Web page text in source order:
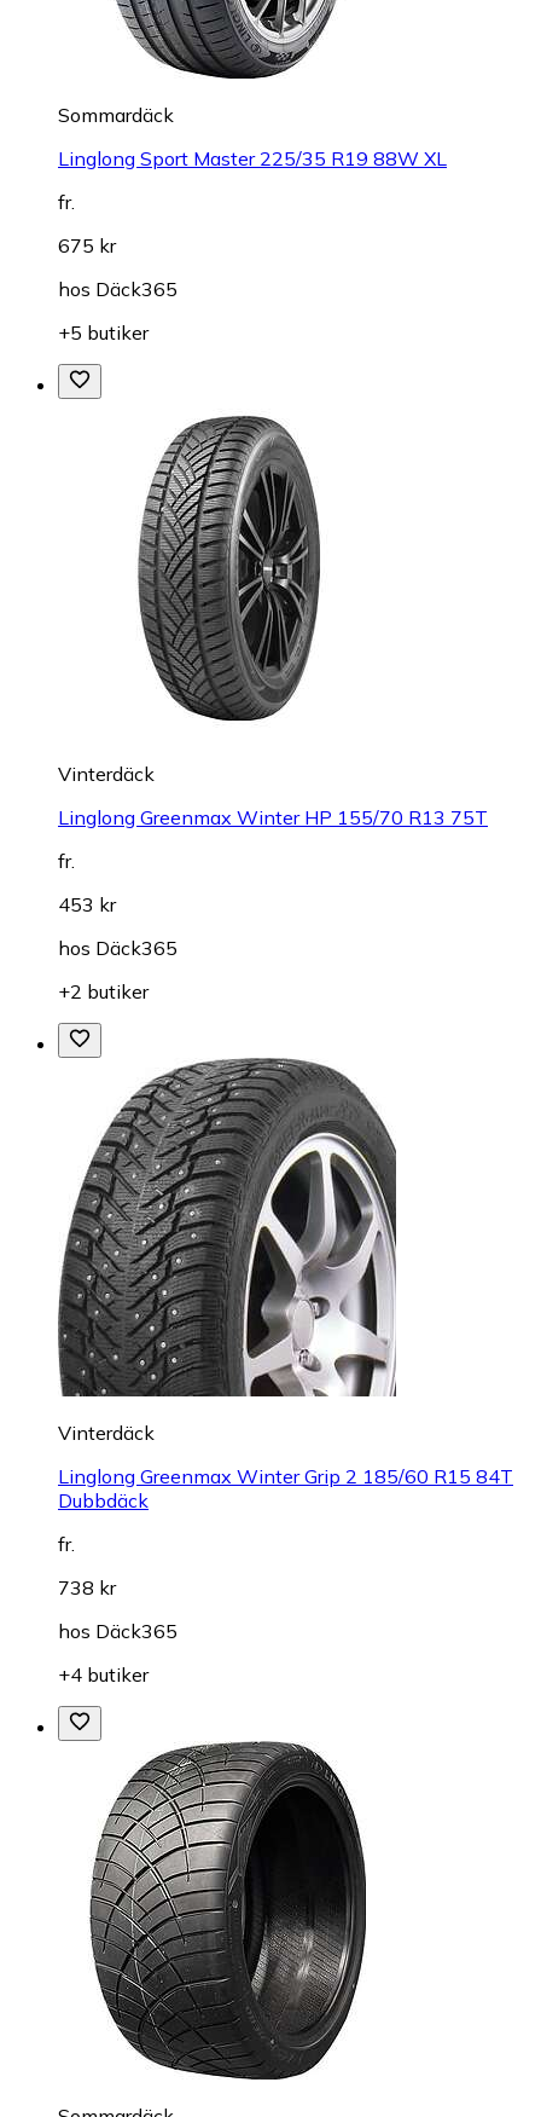
Sommardäck
Linglong Sport Master 225/35 R19 88W XL
fr.
675 kr
hos Däck365
+5 butiker
Vinterdäck
Linglong Greenmax Winter HP 155/70 R13 75T
fr.
453 kr
hos Däck365
+2 butiker
Vinterdäck
Linglong Greenmax Winter Grip 2 185/60 R15 84T
Dubbdäck
fr.
738 kr
hos Däck365
+4 butiker